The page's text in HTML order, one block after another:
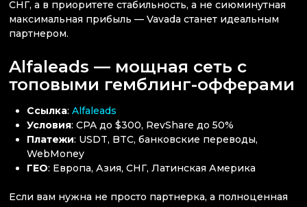
СНГ, а в приоритете стабильность, а не сиюминутная
максимальная прибыль — Vavada станет идеальным
партнером.
Alfaleads — мощная сеть с
топовыми гемблинг-офферами
Ссылка:Alfaleads
Условия: CPA до $300, RevShare до 50%
Платежи: USDT, BTC, банковские переводы,
WebMoney
ГЕО: Европа, Азия, СНГ, Латинская Америка
Если вам нужна не просто партнерка, а полноценная